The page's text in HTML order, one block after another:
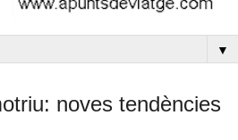
▼
noves tendències